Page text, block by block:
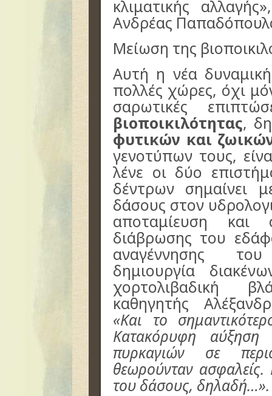
κλιματικής
Ανδρέας
Μείωση της
Αυτή η νέα
πολλές χώρες, όχι
σαρωτικές
βιοποικιλότητας,
φυτικών και
γενοτύπων τους,
λένε οι δύο
δέντρων σημαίνει
δάσους στον
αποταμίευση
διάβρωσης του
αναγέννησης
δημιουργία
χορτολιβαδική
καθηγητής
«Και το
Κατακόρυφη αύξηση
πυρκαγιών σε
θεωρούνταν
του δάσους, δηλαδή…».